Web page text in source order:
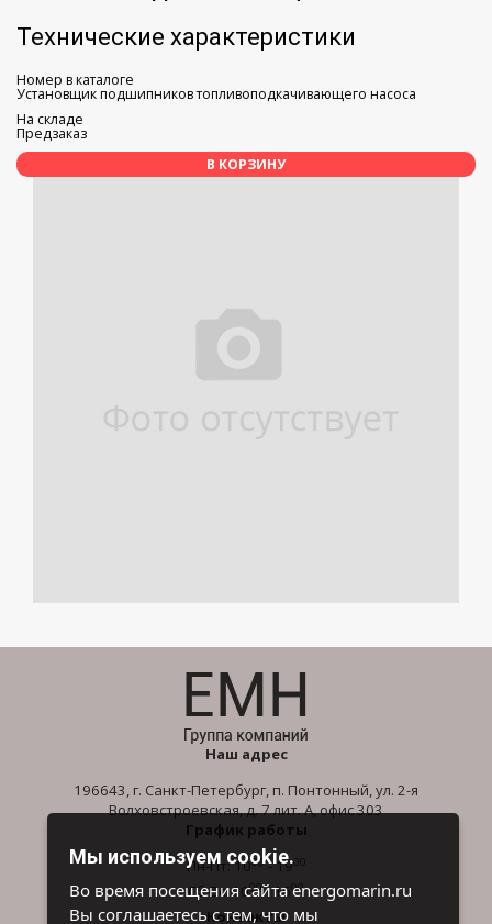
Технические характеристики
Номер в каталоге
Установщик подшипников топливоподкачивающего насоса
На складе
Предзаказ
В КОРЗИНУ
Наш адрес
196643, г. Санкт-Петербург, п. Понтонный, ул. 2-я
Волховстроевская, д. 7 лит. А, офис 303
График работы
Пн-Пт: 1000- 1900
Сб-Вс: 1000- 1600
Контакты
Мы используем cookie.
Во время посещения сайта energomarin.ru
Вы соглашаетесь с тем, что мы